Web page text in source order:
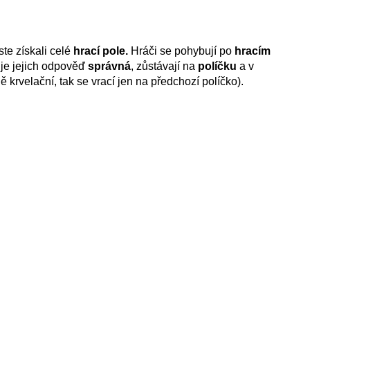
získali celé hrací pole. Hráči se pohybují po hracím
jejich odpověď správná, zůstávají na políčku a v
krvelační, tak se vrací jen na předchozí políčko).